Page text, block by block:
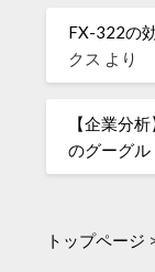
FX-322の
クス より
【企業分
のグーグル
トップページ